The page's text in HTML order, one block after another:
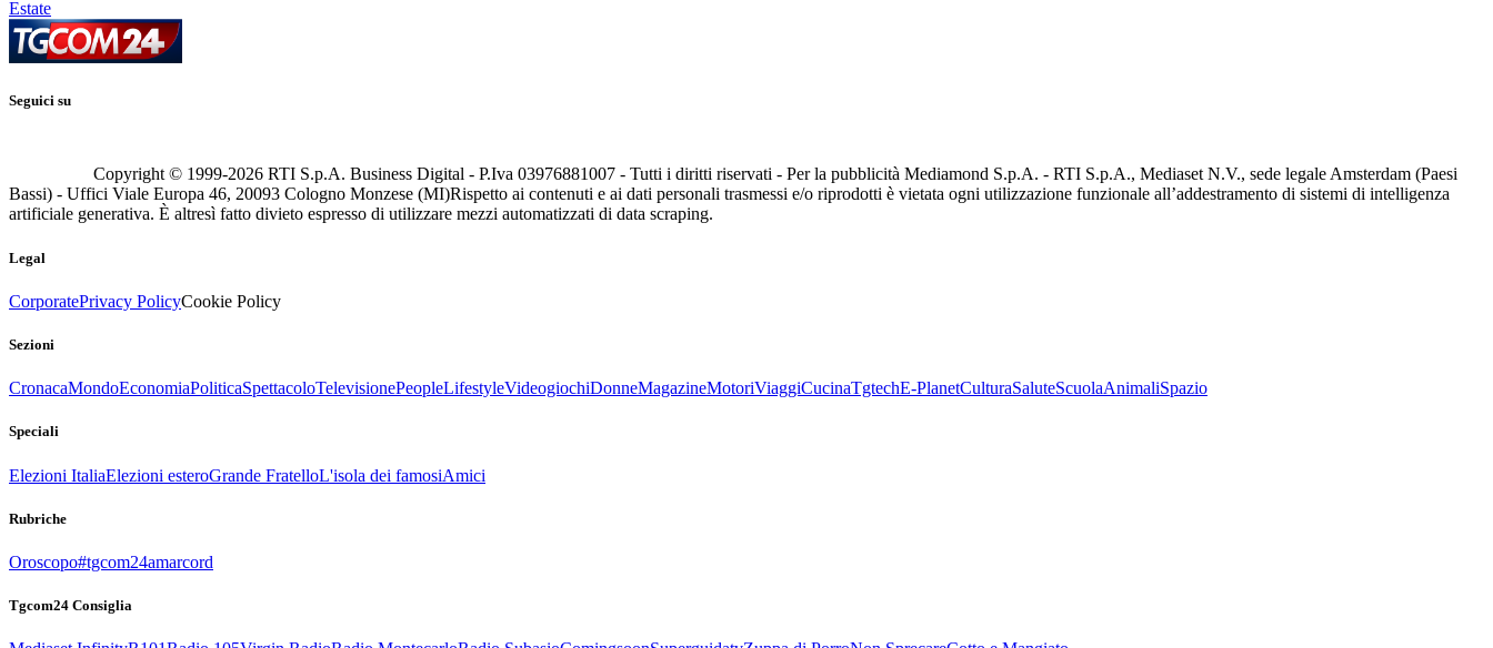
Estate
Seguici su
Copyright © 1999-2026 RTI S.p.A. Business Digital - P.Iva 03976881007 - Tutti i diritti riservati - Per la pubblicità Mediamond S.p.A. - RTI S.p.A., Mediaset N.V., sede legale Amsterdam (Paesi
Bassi) - Uffici Viale Europa 46, 20093 Cologno Monzese (MI)Rispetto ai contenuti e ai dati personali trasmessi e/o riprodotti è vietata ogni utilizzazione funzionale all’addestramento di sistemi di intelligenza
artificiale generativa. È altresì fatto divieto espresso di utilizzare mezzi automatizzati di data scraping.
Legal
CorporatePrivacy PolicyCookie Policy
Sezioni
CronacaMondoEconomiaPoliticaSpettacoloTelevisionePeopleLifestyleVideogiochiDonneMagazineMotoriViaggiCucinaTgtechE-PlanetCulturaSaluteScuolaAnimaliSpazio
Speciali
Elezioni ItaliaElezioni esteroGrande FratelloL'isola dei famosiAmici
Rubriche
Oroscopo#tgcom24amarcord
Tgcom24 Consiglia